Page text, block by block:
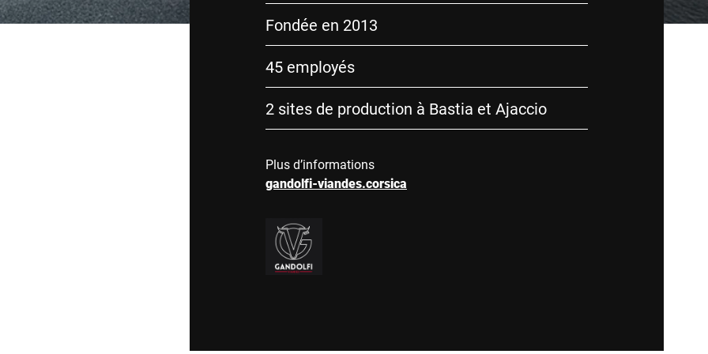
Fondée en 2013
45 employés
2 sites de production à Bastia et Ajaccio
Plus d’informations
gandolfi-viandes.corsica